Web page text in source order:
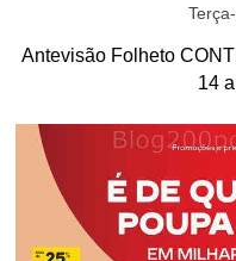
Antevisão Folheto
14